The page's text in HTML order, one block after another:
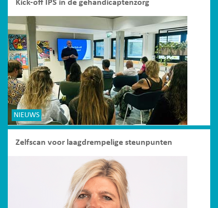
Kick-off IPS in de gehandicaptenzorg
NIEUWS
Zelfscan voor laagdrempelige steunpunten